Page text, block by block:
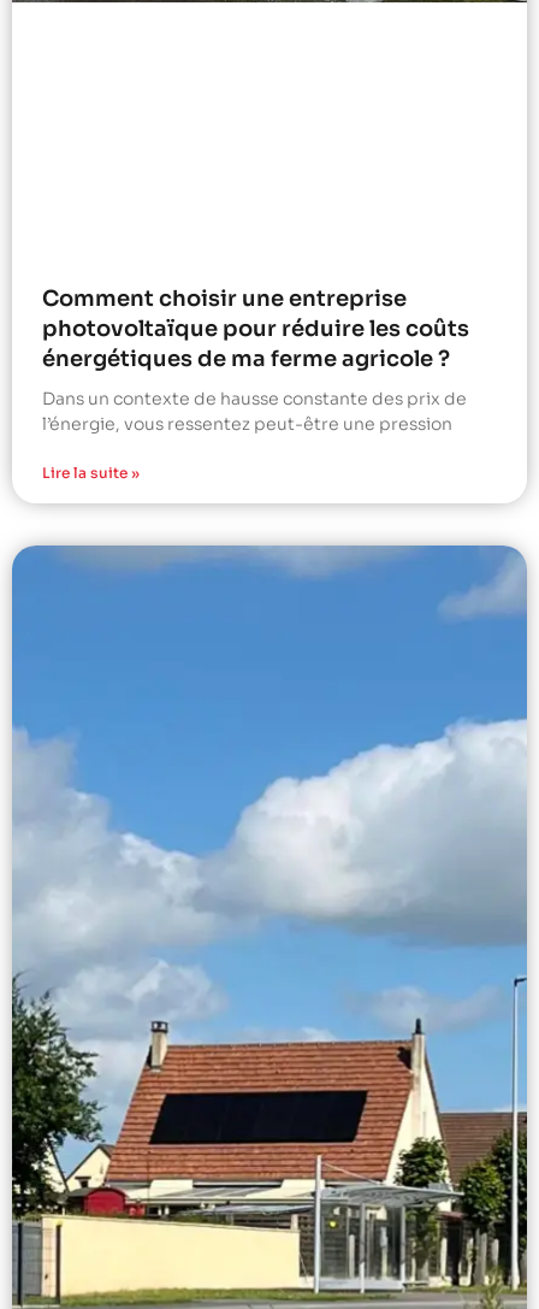
Comment choisir une entreprise
photovoltaïque pour réduire les coûts
énergétiques de ma ferme agricole ?
Dans un contexte de hausse constante des prix de
l’énergie, vous ressentez peut-être une pression
Lire la suite »